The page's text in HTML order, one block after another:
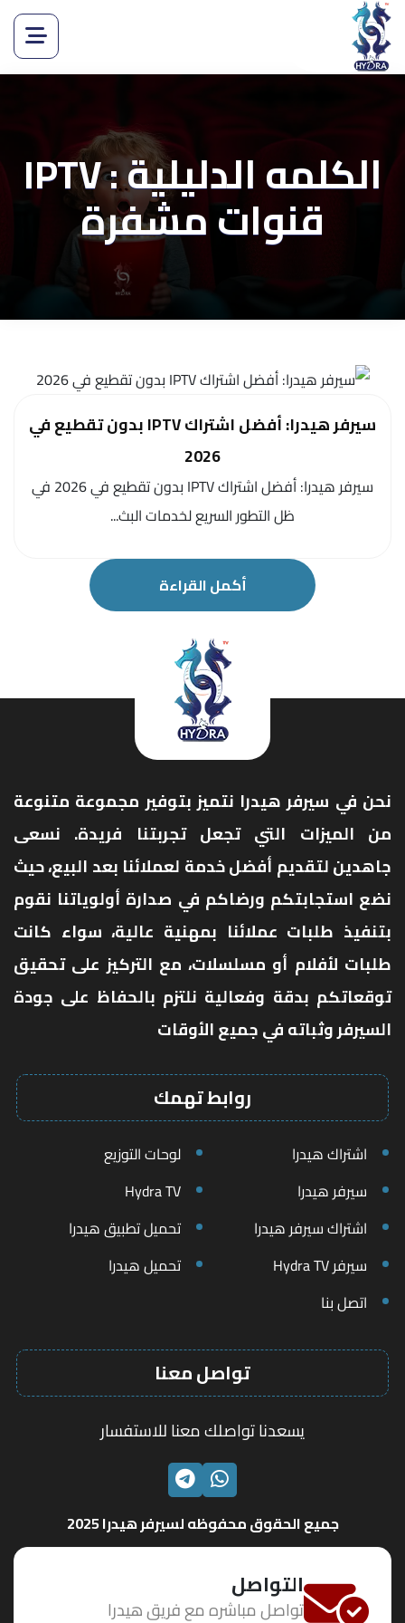
الكلمه الدليلية : IPTV
قنوات مشفرة
سيرفر هيدرا: أفضل اشتراك IPTV بدون تقطيع في
2026
سيرفر هيدرا: أفضل اشتراك IPTV بدون تقطيع في 2026 في
ظل التطور السريع لخدمات البث...
أكمل القراءة
نحن في سيرفر هيدرا نتميز بتوفير مجموعة متنوعة
من الميزات التي تجعل تجربتنا فريدة. نسعى
جاهدين لتقديم أفضل خدمة لعملائنا بعد البيع، حيث
نضع استجابتكم ورضاكم في صدارة أولوياتنا نقوم
بتنفيذ طلبات عملائنا بمهنية عالية، سواء كانت
طلبات لأفلام أو مسلسلات، مع التركيز على تحقيق
توقعاتكم بدقة وفعالية نلتزم بالحفاظ على جودة
السيرفر وثباته في جميع الأوقات
روابط تهمك
اشتراك هيدرا
لوحات التوزيع
سيرفر هيدرا
Hydra TV
اشتراك سيرفر هيدرا
تحميل تطبيق هيدرا
سيرفر Hydra TV
تحميل هيدرا
اتصل بنا
تواصل معنا
يسعدنا تواصلك معنا للاستفسار
الواتسابتليجرام
جميع الحقوق محفوظه لسيرفر هيدرا 2025
التواصل
تواصل مباشره مع فريق هيدرا